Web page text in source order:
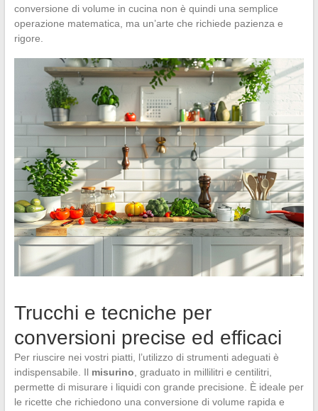
conversione di volume in cucina non è quindi una semplice
operazione matematica, ma un’arte che richiede pazienza e
rigore.
Trucchi e tecniche per
conversioni precise ed efficaci
Per riuscire nei vostri piatti, l’utilizzo di strumenti adeguati è
indispensabile. Il misurino , graduato in millilitri e centilitri,
permette di misurare i liquidi con grande precisione. È ideale per
le ricette che richiedono una conversione di volume rapida e